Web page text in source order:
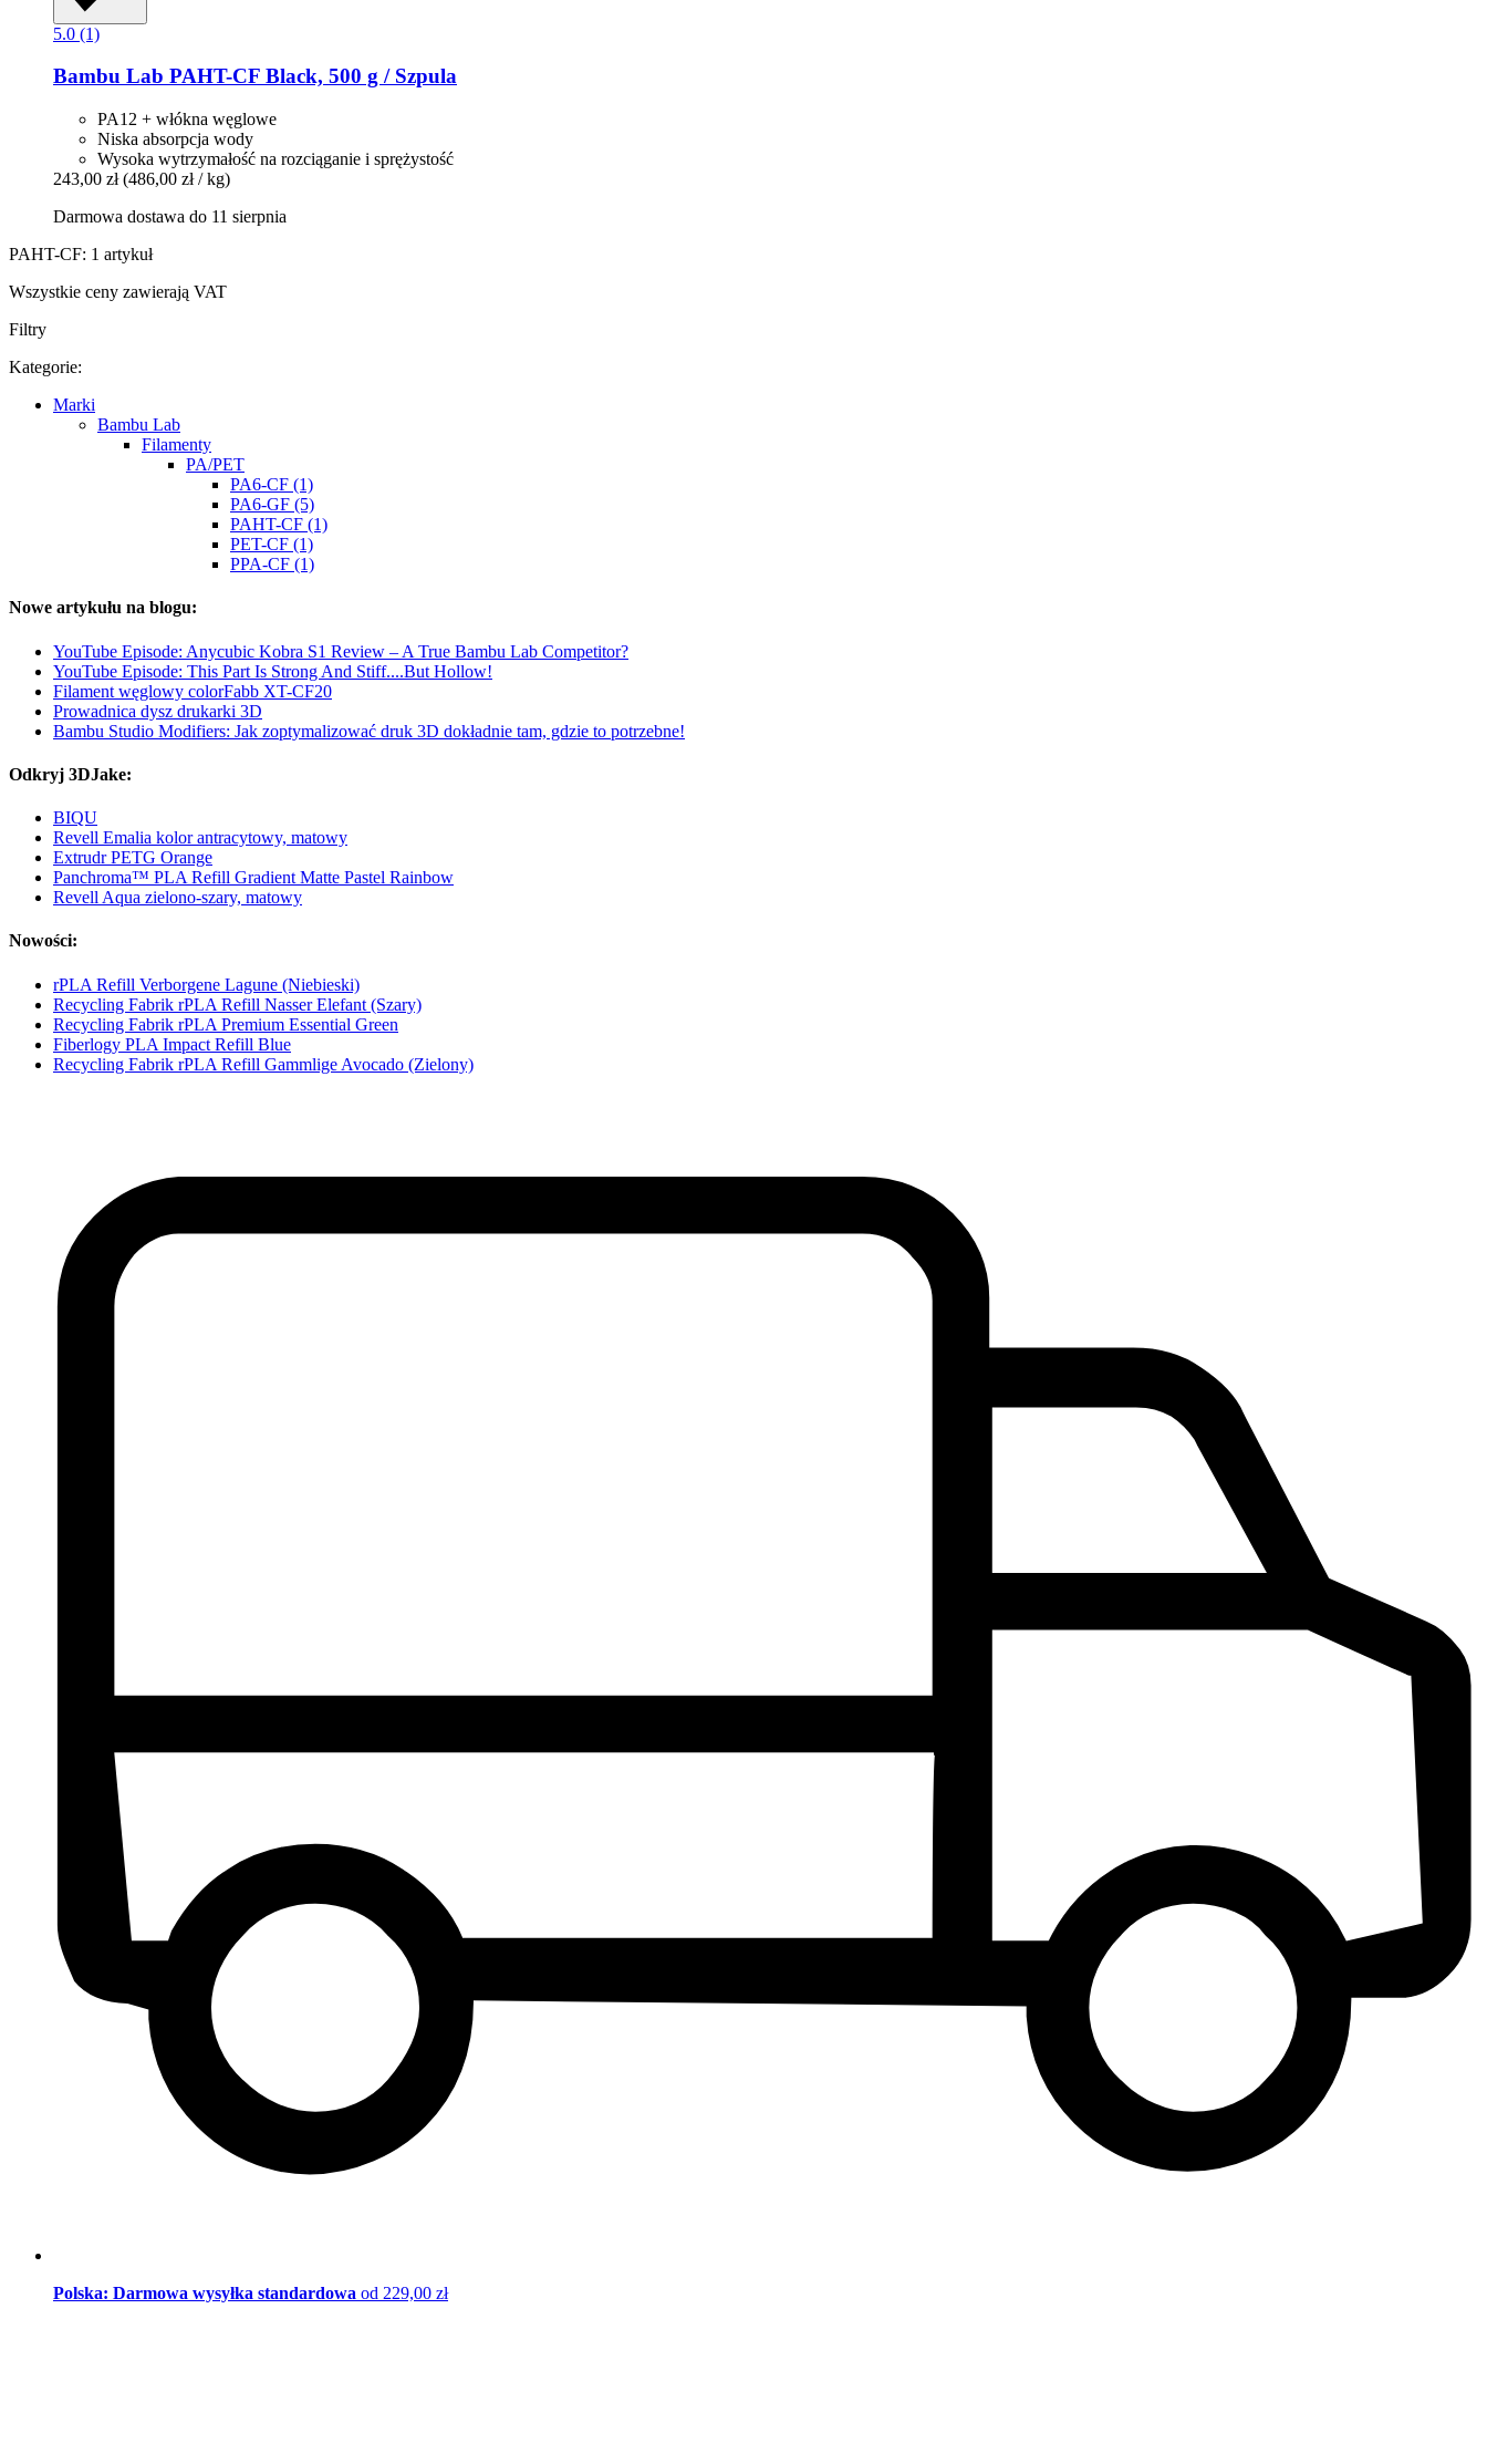
5.0 (1)
Bambu Lab PAHT-​CF Black, 500 g / Szpula
PA12 + włókna węglowe
Niska absorpcja wody
Wysoka wytrzymałość na rozciąganie i sprężystość
243,00 zł (486,00 zł / kg)
Darmowa dostawa do 11 sierpnia
PAHT-CF: 1 artykuł
Wszystkie ceny zawierają VAT
Filtry
Kategorie:
Marki
Bambu Lab
Filamenty
PA/PET
PA6-CF (1)
PA6-GF (5)
PAHT-CF (1)
PET-CF (1)
PPA-CF (1)
Nowe artykułu na blogu:
YouTube Episode: Anycubic Kobra S1 Review – A True Bambu Lab Competitor?
YouTube Episode: This Part Is Strong And Stiff....But Hollow!
Filament węglowy colorFabb XT-CF20
Prowadnica dysz drukarki 3D
Bambu Studio Modifiers: Jak zoptymalizować druk 3D dokładnie tam, gdzie to potrzebne!
Odkryj 3DJake:
BIQU
Revell Emalia kolor antracytowy, matowy
Extrudr PETG Orange
Panchroma™ PLA Refill Gradient Matte Pastel Rainbow
Revell Aqua zielono-szary, matowy
Nowości:
rPLA Refill Verborgene Lagune (Niebieski)
Recycling Fabrik rPLA Refill Nasser Elefant (Szary)
Recycling Fabrik rPLA Premium Essential Green
Fiberlogy PLA Impact Refill Blue
Recycling Fabrik rPLA Refill Gammlige Avocado (Zielony)
Polska: Darmowa wysyłka standardowa od 229,00 zł